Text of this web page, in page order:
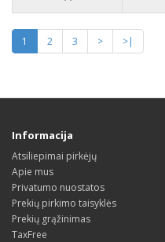
1 2 3 >
>|
Informacija
Atsiliepimai pirkėjų
Apie mus
Privatumo nuostatos
Prekių pirkimo taisyklės
Prekių grąžinimas
TaxFree